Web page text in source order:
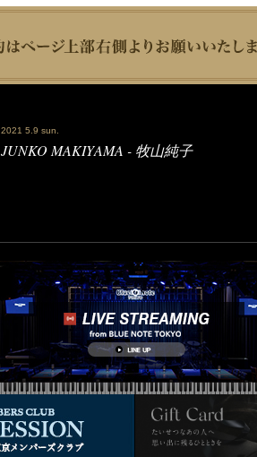
2021 5.9 sun.
JUNKO MAKIYAMA - 牧山純子